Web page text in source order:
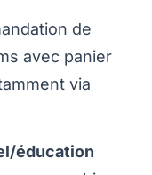
de
avec panier
via
éducation